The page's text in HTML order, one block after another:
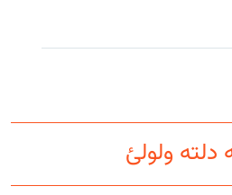
دلته ولولئ